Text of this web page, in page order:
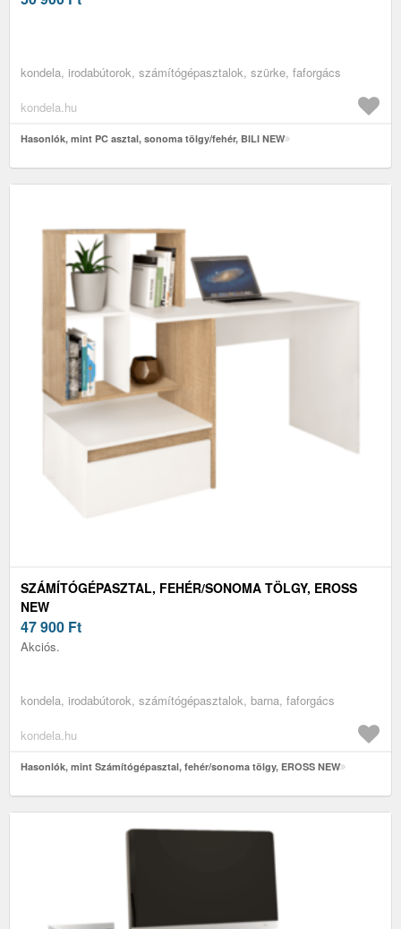
kondela, irodabútorok, számítógépasztalok, szürke, faforgács
kondela.hu
Hasonlók, mint PC asztal, sonoma tölgy/fehér, BILI NEW
SZÁMÍTÓGÉPASZTAL, FEHÉR/SONOMA TÖLGY, EROSS
NEW
47 900 Ft
Akciós.
kondela, irodabútorok, számítógépasztalok, barna, faforgács
kondela.hu
Hasonlók, mint Számítógépasztal, fehér/sonoma tölgy, EROSS NEW